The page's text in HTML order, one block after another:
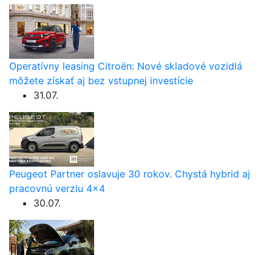
Operatívny leasing Citroën: Nové skladové vozidlá
môžete získať aj bez vstupnej investície
31.07.
Peugeot Partner oslavuje 30 rokov. Chystá hybrid aj
pracovnú verziu 4×4
30.07.